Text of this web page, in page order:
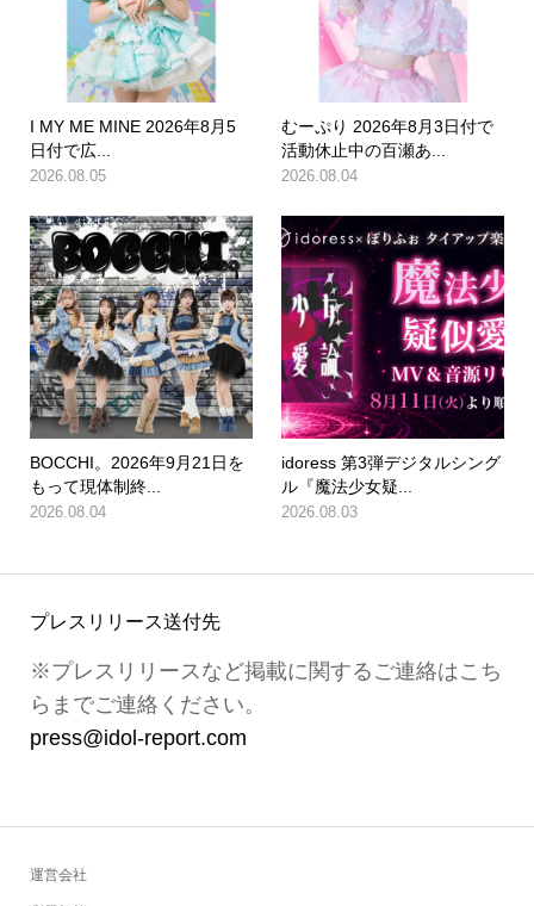
I MY ME MINE 2026年8月5
日付で広...
2026.08.05
むーぷり 2026年8月3日付で
活動休止中の百瀬あ...
2026.08.04
BOCCHI。2026年9月21日を
もって現体制終...
2026.08.04
idoress 第3弾デジタルシング
ル『魔法少女疑...
2026.08.03
プレスリリース送付先
※プレスリリースなど掲載に関するご連絡はこち
らまでご連絡ください。
press@idol-report.com
運営会社